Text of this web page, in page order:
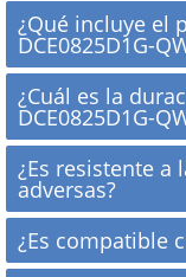
El DEWALT
mecanismo
que las líneas
horizontales y
necesidad de
¿Qué incluye el
DCE0825D1G-
El paquete
DCE0825D1G-
cargador,
usuario.
¿Cuál es la
DCE0825D1G-
La batería
QW tiene una
continuo,
de uso del
¿Es resistente a
adversas?
Sí, el DEWALT
clasificación
¿Es compatible